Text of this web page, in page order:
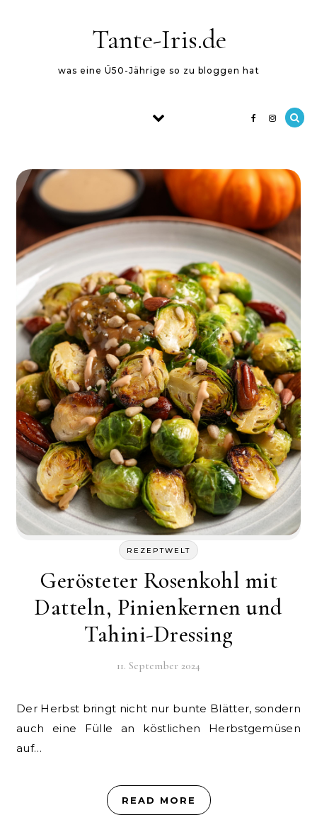
Tante-Iris.de
was eine Ü50-Jährige so zu bloggen hat
REZEPTWELT
Gerösteter Rosenkohl mit
Datteln, Pinienkernen und
Tahini-Dressing
11. September 2024
Der Herbst bringt nicht nur bunte Blätter, sondern
auch eine Fülle an köstlichen Herbstgemüsen
auf…
READ MORE